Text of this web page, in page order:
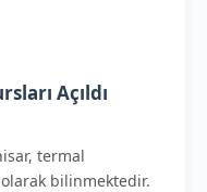
Açıldı
termal
bilinmektedir.